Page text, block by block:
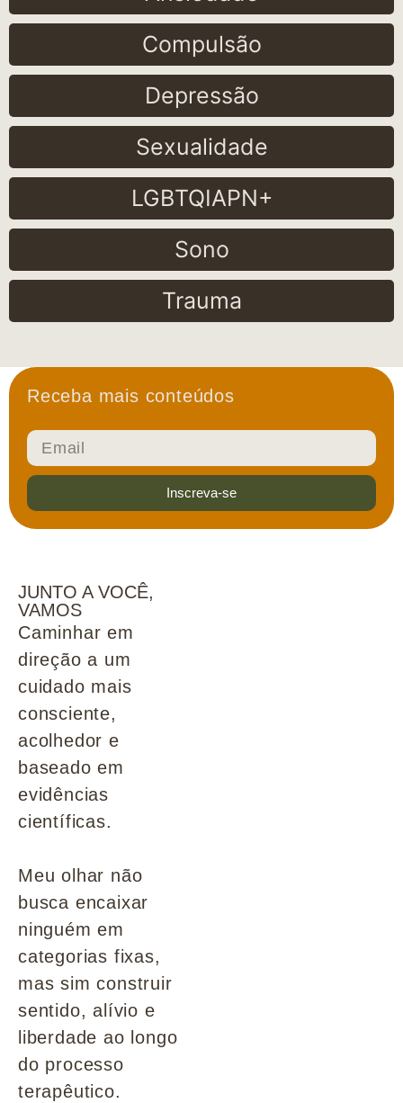
Compulsão
Depressão
Sexualidade
LGBTQIAPN+
Sono
Trauma
Receba mais conteúdos
Inscreva-se
JUNTO A VOCÊ,
VAMOS
Caminhar em
direção a um
cuidado mais
consciente,
acolhedor e
baseado em
evidências
científicas.
Meu olhar não
busca encaixar
ninguém em
categorias fixas,
mas sim construir
sentido, alívio e
liberdade ao longo
do processo
terapêutico.